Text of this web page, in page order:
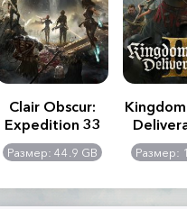
Clair Obscur:
Expedition 33
Размер: 44.9 GB Размер: